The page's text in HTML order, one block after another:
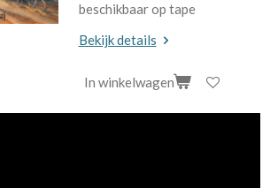
beschikbaar op tape
Bekijk details
In winkelwagen